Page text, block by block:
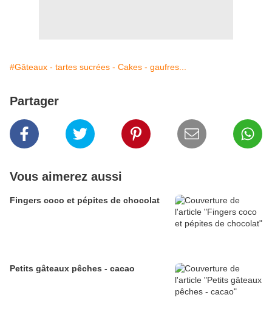
#Gâteaux - tartes sucrées - Cakes - gaufres...
Partager
Vous aimerez aussi
Fingers coco et pépites de chocolat
Petits gâteaux pêches - cacao